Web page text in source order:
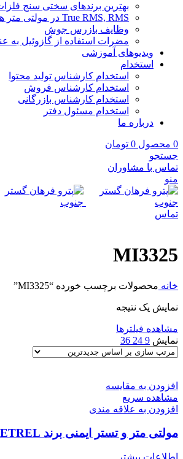
بهترین برندهای سختی سنج
True RMS, RMS در مولتی متر ها چیست؟
وظایف بازرس جوش
مضرات استفاده از گازوئیل به
ویدیوهای آموزشی
استخدام
استخدام کارشناس تولید محتوا
استخدام کارشناس فروش
استخدام کارشناس بازرگانی
استخدام مسئول دفتر
درباره ما
0 محصول 0 تومان
جستجو
تماس با مشاوران
منو
تماس
MI3325
خانه محصولات برچسب خورده “MI3325”
نمایش یک نتیجه
مشاهده فیلترها
نمایش 9
24
36
افزودن به مقایسه
مشاهده سریع
افزودن به علاقه مندی
مولتی متر و تستر ایمنی برند METREL مدل MI3325